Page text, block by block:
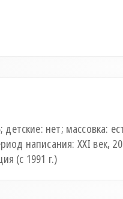
нет; массовка:
написания: XXI век,
(с 1991 г.)